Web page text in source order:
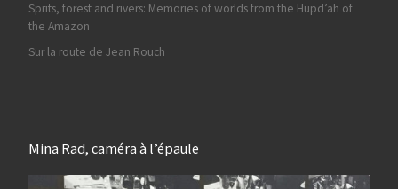
Sprits, forest and rivers: Memories of worlds from the Hupd’äh of
the Amazon
Sur la route de Jean Rouch
Mina Rad, caméra à l’épaule